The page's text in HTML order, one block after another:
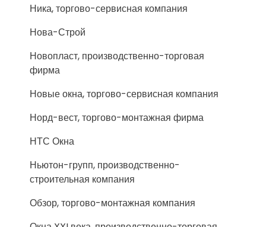
Ника, торгово-сервисная компания
Нова-Строй
Новопласт, производственно-торговая
фирма
Новые окна, торгово-сервисная компания
Норд-вест, торгово-монтажная фирма
НТС Окна
Ньютон-групп, производственно-
строительная компания
Обзор, торгово-монтажная компания